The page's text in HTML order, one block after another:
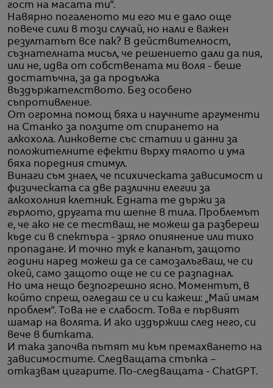
гост на масата ти“.
Навярно погаленото ми его ми е дало още
повече сили в този случай, но нали е важен
резултатът все пак? В действителност,
съзнателната мисъл, че решението дали да пия,
или не, идва от собствената ми воля - беше
достатъчна, за да продължа
въздържателството. Без особено
съпротивление.
От огромна помощ бяха и научните аргументи
на Станко за ползите от спирането на
алкохола. Линковете със статии и данни за
положителните ефекти върху тялото и ума
бяха поредния стимул.
Винаги съм знаел, че психическата зависимост и
физическата са две различни елегии за
алкохолния клетник. Едната те държи за
гърлото, другата ти шепне в тила. Проблемът
е, че ако не се тестваш, не можеш да разбереш
къде си в спектъра - зряло опиянение или тихо
пропадане. И точно тук е капанът, защото
години наред можеш да се самозалъгваш, че си
окей, само защото още не си се разпаднал.
Но има нещо безпогрешно ясно. Моментът, в
който спреш, огледаш се и си кажеш: „Май имам
проблем“. Това не е слабост. Това е първият
шамар на волята. И ако издържиш след него, си
вече в битката.
И така започва пътят ми към премахването на
зависимостите. Следващата стъпка –
отказвам цигарите. По-следващата - ChatGPT.